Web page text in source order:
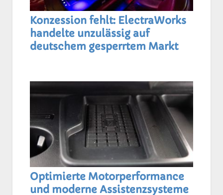
Konzession fehlt: ElectraWorks
handelte unzulässig auf
deutschem gesperrtem Markt
Optimierte Motorperformance
und moderne Assistenzsysteme